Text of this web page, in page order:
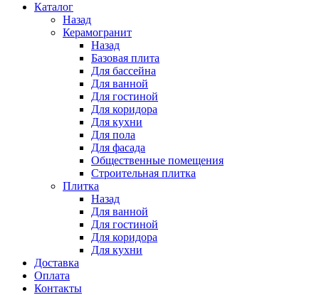
Каталог
Назад
Керамогранит
Назад
Базовая плита
Для бассейна
Для ванной
Для гостиной
Для коридора
Для кухни
Для пола
Для фасада
Общественные помещения
Строительная плитка
Плитка
Назад
Для ванной
Для гостиной
Для коридора
Для кухни
Доставка
Оплата
Контакты